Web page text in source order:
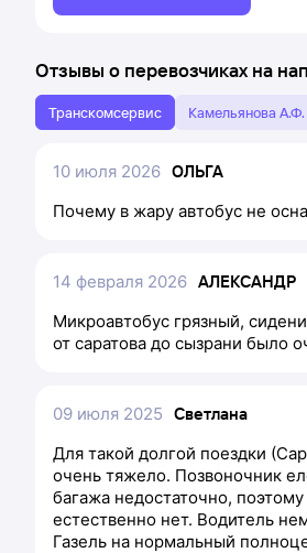
Отзывы о перевозчиках на
Транскомсервис Камельянова А.Ф.
10 июля 2026 ОЛЬГА
Почему в жару автобус не
14 февраля 2026 АЛЕКСАНДР
Микроавтобус грязный,
от саратова до сызрани было
09 июля 2025 Светлана
Для такой долгой поездки
очень тяжело. Позвоночник
багажа недостаточно,
естественно нет. Водитель
Газель на нормальный